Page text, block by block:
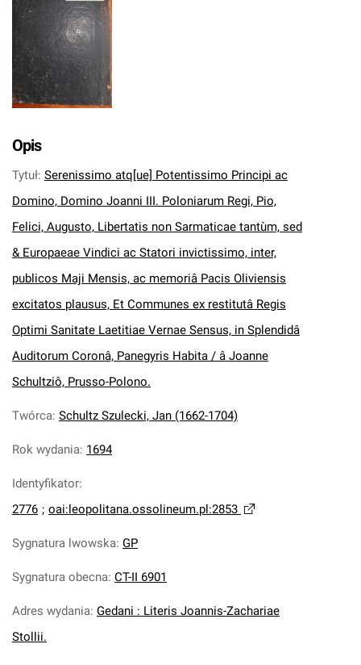
Opis
Tytuł: Serenissimo atq[ue] Potentissimo Principi ac
Domino, Domino Joanni III. Poloniarum Regi, Pio,
Felici, Augusto, Libertatis non Sarmaticae tantùm, sed
& Europaeae Vindici ac Statori invictissimo, inter,
publicos Maji Mensis, ac memoriâ Pacis Oliviensis
excitatos plausus, Et Communes ex restitutâ Regis
Optimi Sanitate Laetitiae Vernae Sensus, in Splendidâ
Auditorum Coronâ, Panegyris Habita / â Joanne
Schultziô, Prusso-Polono.
Twórca: Schultz Szulecki, Jan (1662-1704)
Rok wydania: 1694
Identyfikator:
2776 ; oai:leopolitana.ossolineum.pl:2853
Sygnatura lwowska: GP
Sygnatura obecna: CT-II 6901
Adres wydania: Gedani : Literis Joannis-Zachariae
Stollii.